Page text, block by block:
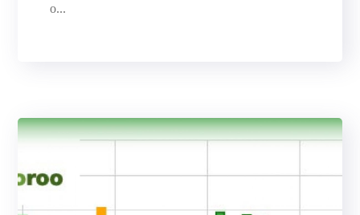
o...